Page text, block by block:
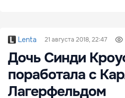
Lenta 21 августа 2018, 22:47
Дочь Синди
поработала с
Лагерфельдом